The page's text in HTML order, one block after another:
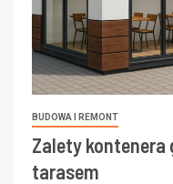
BUDOWA I REMONT
Zalety
tarasem